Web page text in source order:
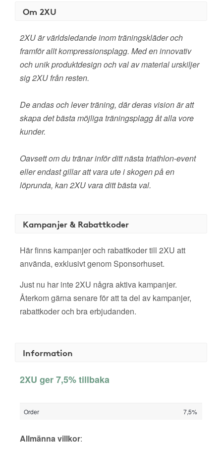
Om 2XU
2XU är världsledande inom träningskläder och
framför allt kompressionsplagg. Med en innovativ
och unik produktdesign och val av material urskiljer
sig 2XU från resten.
De andas och lever träning, där deras vision är att
skapa det bästa möjliga träningsplagg åt alla vore
kunder.
Oavsett om du tränar inför ditt nästa triathlon-event
eller endast gillar att vara ute i skogen på en
löprunda, kan 2XU vara ditt bästa val.
Kampanjer & Rabattkoder
Här finns kampanjer och rabattkoder till 2XU att
använda, exklusivt genom Sponsorhuset.
Just nu har inte 2XU några aktiva kampanjer.
Återkom gärna senare för att ta del av kampanjer,
rabattkoder och bra erbjudanden.
Information
2XU ger 7,5% tillbaka
Order 7,5%
Allmänna villkor: